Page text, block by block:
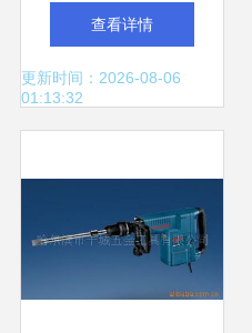
区 创新技术与卓越
服务重塑国际采购
查看详情
更新时间：2026-08-06
01:13:32